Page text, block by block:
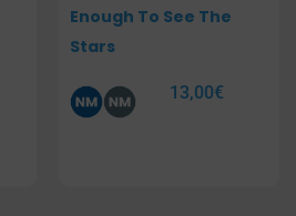
Enough To See The
Stars
13,00€